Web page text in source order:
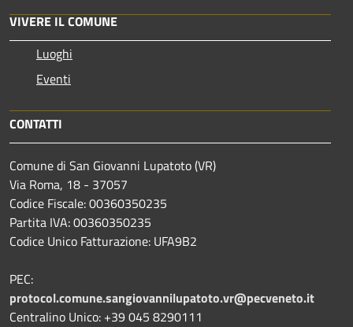
VIVERE IL COMUNE
Luoghi
Eventi
CONTATTI
Comune di San Giovanni Lupatoto (VR)
Via Roma, 18 - 37057
Codice Fiscale: 00360350235
Partita IVA: 00360350235
Codice Unico Fatturazione: UFA9B2
PEC:
protocol.comune.sangiovannilupatoto.vr@pecveneto.it
Centralino Unico: +39 045 8290111